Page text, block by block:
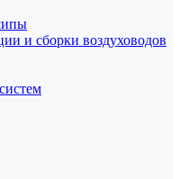
и сборки воздуховодов